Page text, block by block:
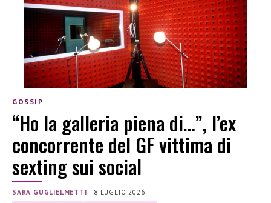
GOSSIP
“Ho la galleria piena di…”, l’ex
concorrente del GF vittima di
sexting sui social
SARA GUGLIELMETTI | 8 LUGLIO 2026